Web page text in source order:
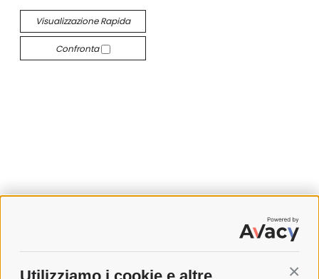
Visualizzazione Rapida
Confronta
SPEDIZIONI